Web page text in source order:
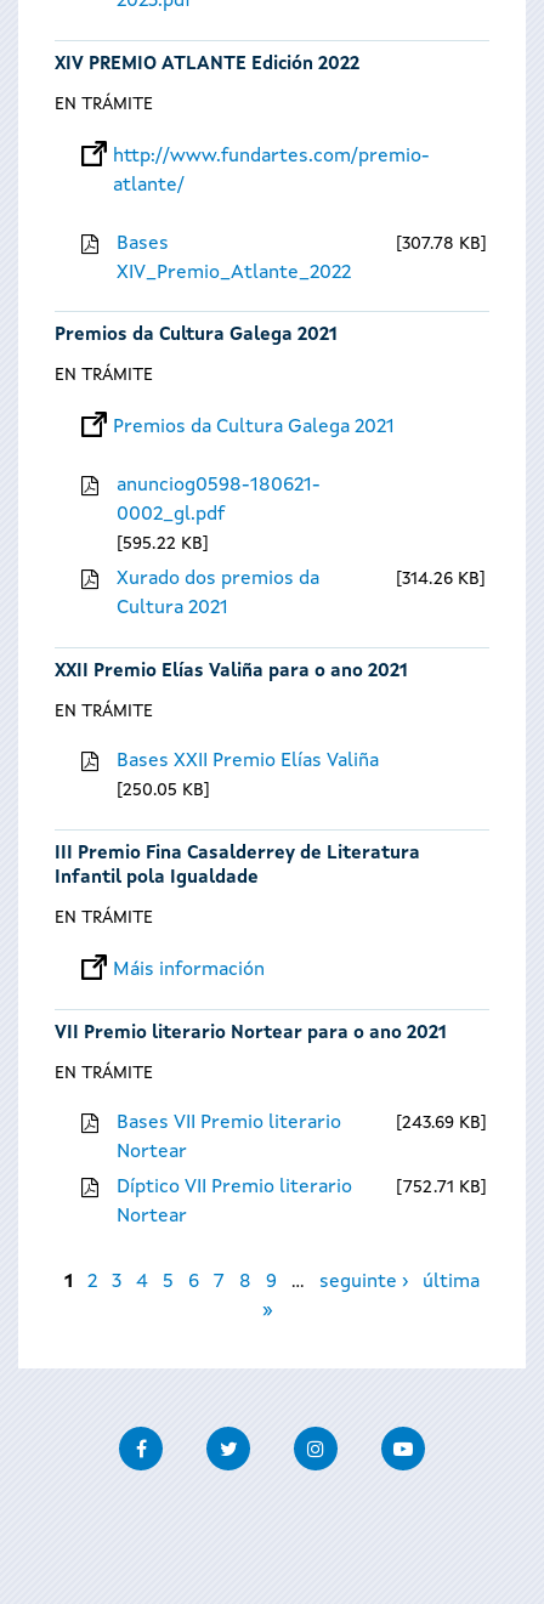
XIV PREMIO ATLANTE Edición 2022
EN TRÁMITE
http://www.fundartes.com/premio-
atlante/
Bases
XIV_Premio_Atlante_2022
307.78 KB
Premios da Cultura Galega 2021
EN TRÁMITE
Premios da Cultura Galega 2021
anunciog0598-180621-
0002_gl.pdf
595.22 KB
Xurado dos premios da
Cultura 2021
314.26 KB
XXII Premio Elías Valiña para o ano 2021
EN TRÁMITE
Bases XXII Premio Elías Valiña
250.05 KB
III Premio Fina Casalderrey de Literatura
Infantil pola Igualdade
EN TRÁMITE
Máis información
VII Premio literario Nortear para o ano 2021
EN TRÁMITE
Bases VII Premio literario
Nortear
243.69 KB
Díptico VII Premio literario
Nortear
752.71 KB
Páxinas
1 2 3 4 5 6 7 8 9 … seguinte ›
última
»
FacebookTwitter InstagramYoutube